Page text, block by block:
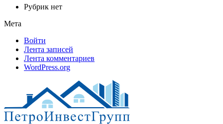
Рубрик нет
Мета
Войти
Лента записей
Лента комментариев
WordPress.org